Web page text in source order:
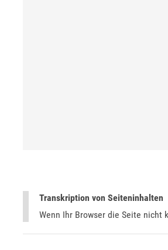
Transkription von Seiteninhalten
Wenn Ihr Browser die Seite nicht